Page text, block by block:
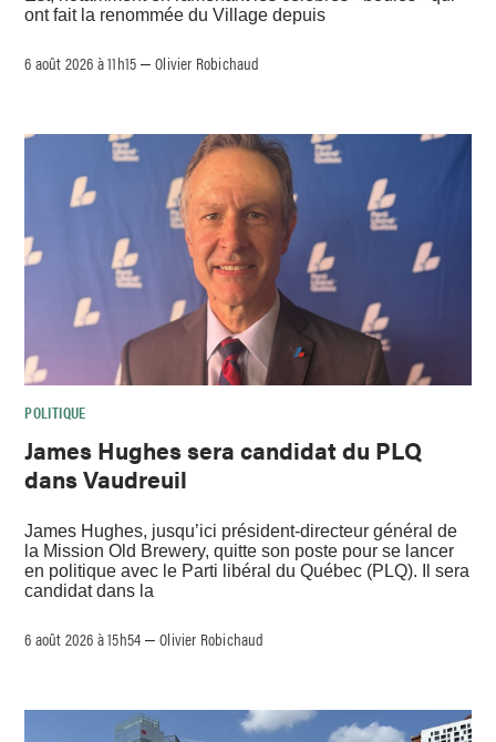
ont fait la renommée du Village depuis
6 août 2026 à 11h15 –Olivier Robichaud
POLITIQUE
James Hughes sera candidat du PLQ
dans Vaudreuil
James Hughes, jusqu’ici président-directeur général de
la Mission Old Brewery, quitte son poste pour se lancer
en politique avec le Parti libéral du Québec (PLQ). Il sera
candidat dans la
6 août 2026 à 15h54 –Olivier Robichaud